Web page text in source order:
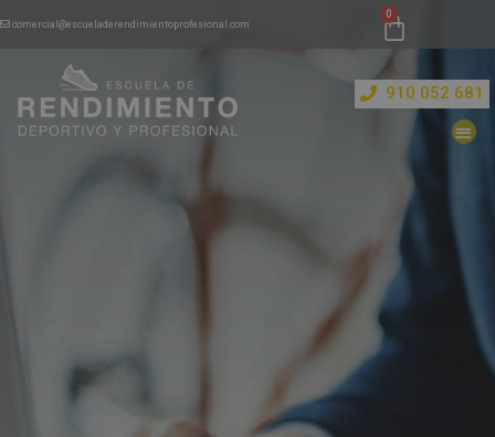
comercial@escueladerendimientoprofesional.com
910 052 681